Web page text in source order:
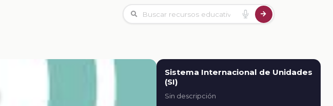
Sistema Internacional de Unidades
(SI)
Sin descripción